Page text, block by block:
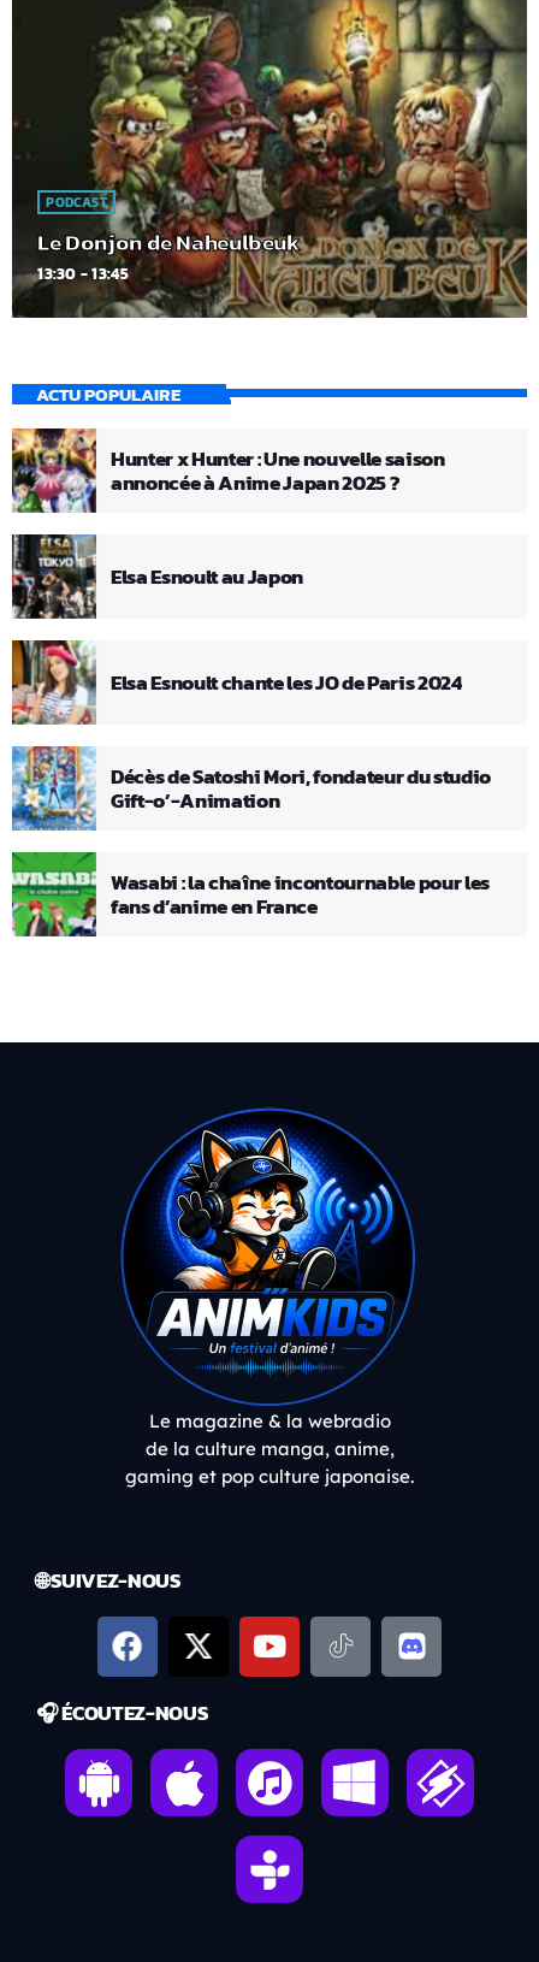
PODCAST
Le Donjon de Naheulbeuk
13:30 - 13:45
ACTU POPULAIRE
Hunter x Hunter : Une nouvelle saison
annoncée à Anime Japan 2025 ?
Elsa Esnoult au Japon
Elsa Esnoult chante les JO de Paris 2024
Décès de Satoshi Mori, fondateur du studio
Gift-o’-Animation
Wasabi : la chaîne incontournable pour les
fans d’anime en France
Le magazine & la webradio
de la culture manga, anime,
gaming et pop culture japonaise.
🌐 SUIVEZ-NOUS
🎧 ÉCOUTEZ-NOUS